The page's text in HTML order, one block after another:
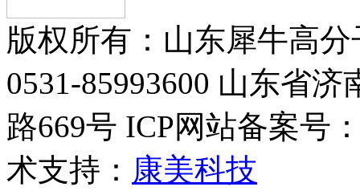
版权所有：山东犀牛高
0531-85993600 山东省
路669号 ICP网站备案号
术支持： 康美科技